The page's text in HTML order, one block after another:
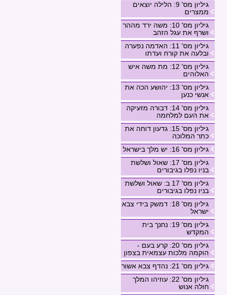
גיליון מס' 9: הלילה יוצאים
ממצרים
גיליון מס' 10: משה ירד מההר
ושרף את עגל הזהב
גיליון מס' 11: האדמה נפערה
ובלעה את קורח ועדתו
גיליון מס' 12: מת משה איש
האלוהים
גיליון מס' 13: יהושע הכה את
אנשי כנען
גיליון מס' 14: דבורה מזעיקה
את העם למלחמה
גיליון מס' 15: גדעון דוחה את
כתר המלוכה
גיליון מס' 16: יש מלך בישראל
גיליון מס' 17: שאול ושלשת
בניו נפלו בגיבורים
גיליון מס' 17 ב: שאול ושלשת
בניו נפלו בגיבורים
גיליון מס' 18: דמשק בידי צבא
ישראל
גיליון מס' 19: נחנך בית
המקדש
גיליון מס' 20: קרע בעם -
הוקמה מלכות עצמאית בצפון
גיליון מס' 21: נהדף צבא אשור
גיליון מס' 22: עוזיהו המלך
חולה אנוש